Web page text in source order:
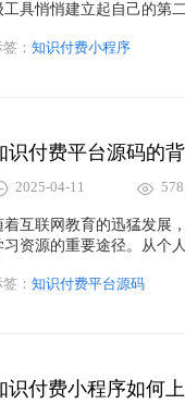
工具悄悄建立起自己的第
： 知识付费小程序
识付费平台源码的
2025-04-11 578
着互联网教育的迅猛发展
习资源的重要途径。从个
业价值的知识付费平台，
： 知识付费平台源码
识付费小程序如何